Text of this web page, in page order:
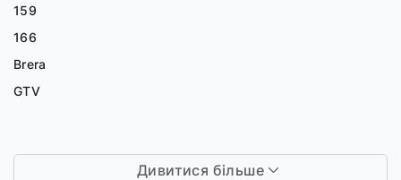
159
166
Brera
GTV
Дивитися більше